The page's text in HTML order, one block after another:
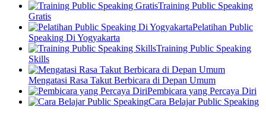
Training Public Speaking
Gratis
Pelatihan Public
Speaking Di Yogyakarta
Training Public Speaking
Skills
Mengatasi Rasa Takut Berbicara di Depan Umum
Pembicara yang Percaya Diri
Cara Belajar Public Speaking